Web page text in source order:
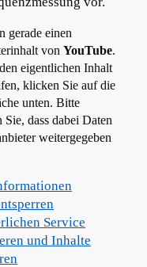
gerade einen
von YouTube.
eigentlichen Inhalt
klicken Sie auf die
unten. Bitte
Sie, dass dabei Daten
weitergegeben
Service
und Inhalte